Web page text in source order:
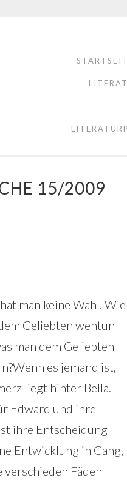
15/2009
man keine Wahl. Wie
Geliebten wehtun
man dem Geliebten
es jemand ist,
liegt hinter Bella.
Edward und ihre
ihre Entscheidung
Entwicklung in Gang,
Fäden